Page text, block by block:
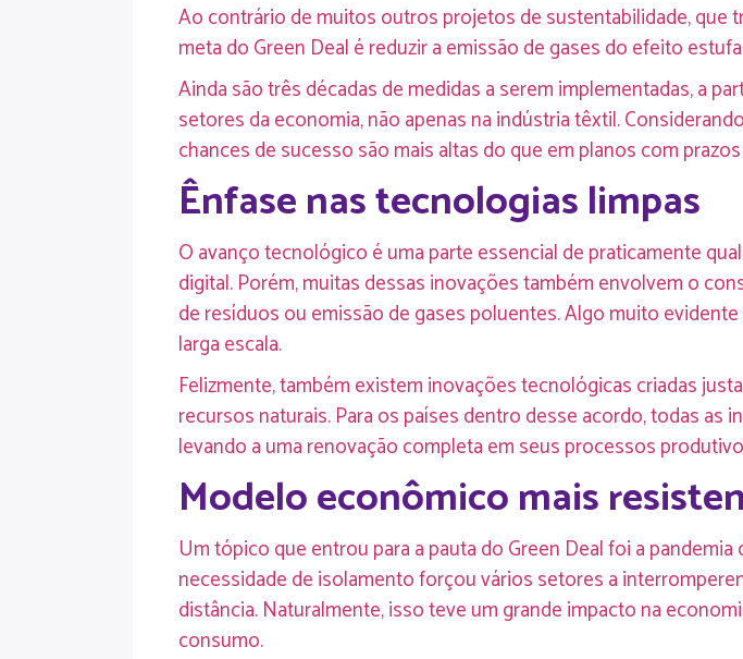
Ao contrário de muitos outros projetos de sustentabilidade, que
meta do Green Deal é reduzir a emissão de gases do efeito
Ainda são três décadas de medidas a serem implementadas, a
setores da economia, não apenas na indústria têxtil.
chances de sucesso são mais altas do que em planos com
Ênfase nas tecnologias limpas
O avanço tecnológico é uma parte essencial de praticamente
digital. Porém, muitas dessas inovações também envolvem o
de resíduos ou emissão de gases poluentes. Algo muito
larga escala.
Felizmente, também existem inovações tecnológicas criadas
recursos naturais. Para os países dentro desse acordo, todas as
levando a uma renovação completa em seus processos
Modelo econômico mais
Um tópico que entrou para a pauta do Green Deal foi a
necessidade de isolamento forçou vários setores a
distância. Naturalmente, isso teve um grande impacto na
consumo.